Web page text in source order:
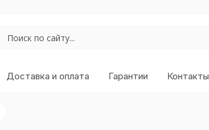
Доставка и оплата Гарантии Контакты